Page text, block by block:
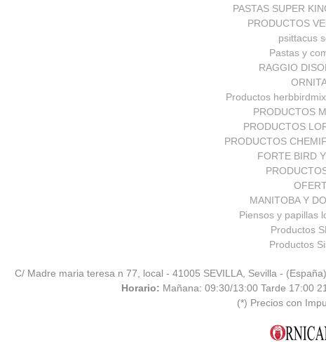
PASTAS SUPER
PRODUCTOS
psittacus
Pastas y
RAGGIO
Productos
PRODUCTOS
PRODUCTOS
PRODUCTOS
FORTE BIRD
MANITOBA Y
Piensos y papillas
Productos
Productos
C/ Madre maria teresa n 77, local - 41005 SEVILLA, Sevilla -
Horario: Mañana: 09:30/13:00 Tarde 17:00
(*) Precios con